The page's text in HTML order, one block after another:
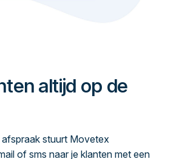
altijd op de
stuurt Movetex
of sms naar je klanten met een